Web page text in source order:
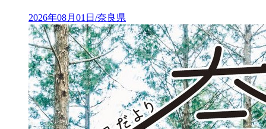
2026年08月01日/奈良県